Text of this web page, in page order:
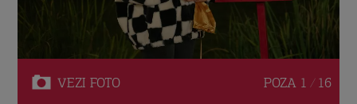
VEZI FOTO POZA 1 / 16